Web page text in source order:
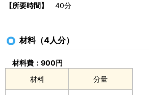
【所要時間】 40分
材料（4人分）
材料費：900円
材料
分量